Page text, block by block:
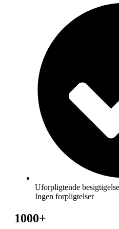
Uforpligtende
Ingen forpligtelser
1000+